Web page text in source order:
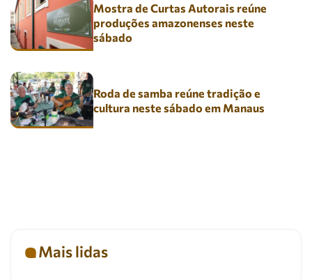
Mostra de Curtas Autorais reúne
produções amazonenses neste
sábado
Roda de samba reúne tradição e
cultura neste sábado em Manaus
Mais lidas